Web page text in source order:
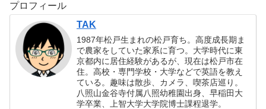
プロフィール
TAK
1987年松戸生まれの松戸育ち。高度成長期ま
で農家をしていた家系に育つ。大学時代に東
京都内に居住経験があるが、現在は松戸市在
住。高校・専門学校・大学などで英語を教え
ている。趣味は散歩、カメラ、喫茶店巡り。
八照山金谷寺付属八照幼稚園出身、早稲田大
学卒業、上智大学大学院博士課程退学。